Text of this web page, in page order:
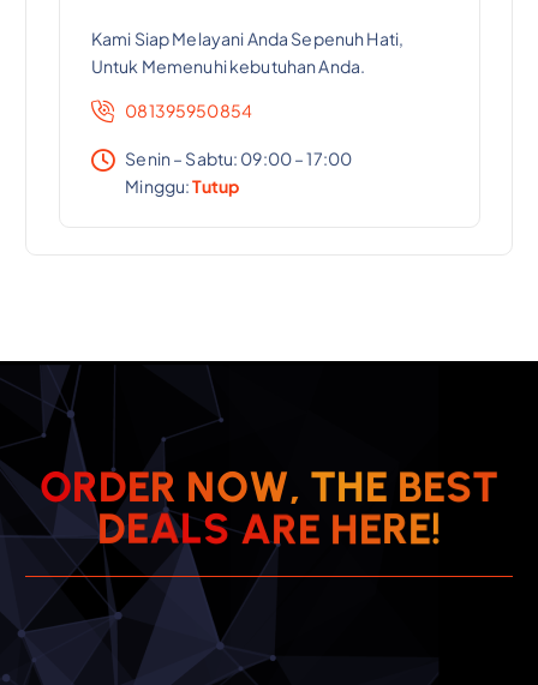
Kami Siap Melayani Anda Sepenuh Hati,
Untuk Memenuhi kebutuhan Anda.
081395950854
Senin – Sabtu: 09:00 – 17:00
Minggu:Tutup
ORDER NOW, THE BEST
DEALSARE HERE!